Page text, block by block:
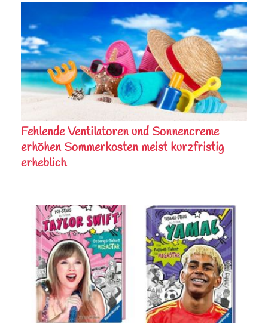
Fehlende Ventilatoren und Sonnencreme
erhöhen Sommerkosten meist kurzfristig
erheblich